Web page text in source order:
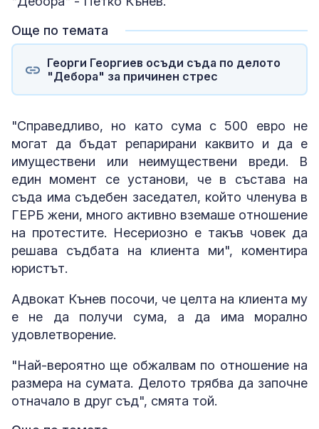
Още по темата
Георги Георгиев осъди съда по делото
"Дебора" за причинен стрес
"Справедливо, но като сума с 500 евро не
могат да бъдат репарирани каквито и да е
имуществени или неимуществени вреди. В
един момент се установи, че в състава на
съда има съдебен заседател, който членува в
ГЕРБ жени, много активно вземаше отношение
на протестите. Несериозно е такъв човек да
решава съдбата на клиента ми", коментира
юристът.
Адвокат Кънев посочи, че целта на клиента му
е не да получи сума, а да има морално
удовлетворение.
"Най-вероятно ще обжалвам по отношение на
размера на сумата. Делото трябва да започне
отначало в друг съд", смята той.